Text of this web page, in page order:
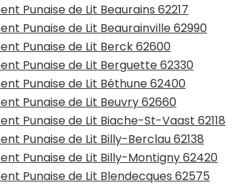
Punaise de Lit Beaurains 62217
Punaise de Lit Beaurainville 62990
Punaise de Lit Berck 62600
Punaise de Lit Berguette 62330
Punaise de Lit Béthune 62400
Punaise de Lit Beuvry 62660
Punaise de Lit Biache-St-Vaast 62118
Punaise de Lit Billy-Berclau 62138
Punaise de Lit Billy-Montigny 62420
Punaise de Lit Blendecques 62575